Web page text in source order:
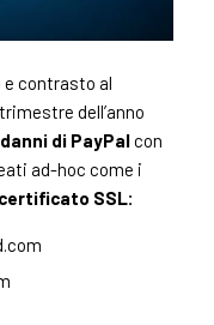
contrasto al
dell’anno
di PayPalcon
ad-hoc come i
SSL: